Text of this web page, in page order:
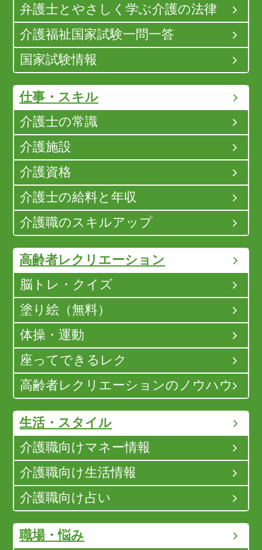
弁護士とやさしく学ぶ介護の法律
介護福祉国家試験一問一答
国家試験情報
仕事・スキル
介護士の常識
介護施設
介護資格
介護士の給料と年収
介護職のスキルアップ
高齢者レクリエーション
脳トレ・クイズ
塗り絵（無料）
体操・運動
座ってできるレク
高齢者レクリエーションのノウハウ
生活・スタイル
介護職向けマネー情報
介護職向け生活情報
介護職向け占い
職場・悩み